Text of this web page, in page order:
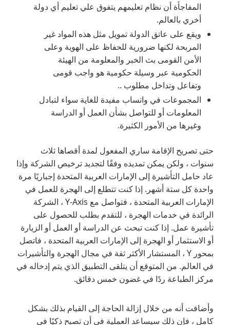
المفاجأة أن نظام تعليمهم يتفوق علي تعليم أي دولة
أخري بالعالم.
ويقع على عاتق الدولة تمويل مثل هذه المواد غير
المربحة لكنها ضرورية للحفاظ على الهوية وعلى
الأمن القومى بث الخبر والمعلومة من الهيئة
الحكومية عبر وسيلة حكومية هو واجب قومى
وتفاعل وتداخل مطلوب ..
المجموعات في واتساب مفيدة للغاية سواء لتبادل
المعلومات أو للتواصل بشأن العمل أو الدراسة
وغيرها من الأمور الكثيرة.
حتى تصريح الإقامة ساري المفعول لمدة أقصاها ثلاث
سنوات ، ولكن يمكن تمديده وفقًا لتجديد ترخيص الشركة وإذا
عاد حامل التأشيرة إلى الإمارات العربية المتحدة إجباريًا مرة
واحدة كل ستة أشهر. إذا كنت تتطلع إلى الهجرة للعمل في
الإمارات العربية المتحدة ، فتواصل مع Y-Axis ، الشركة
الرائدة في خدمات الهجرة ، للتقدم بطلب للحصول على
تأشيرة عمل. إذا كنت تبحث عن الدراسة أو العمل أو الزيارة
أو الاستثمار أو الهجرة إلى الإمارات العربية المتحدة ، فاتصل
بمحور Y ، المستشار الأكثر ثقة في مجال الهجرة والتأشيرات
في العالم. من المتوقع أن يتلقى التطبيق الذي يتم إدخاله في
مركز الطباعة ردًا في غضون خمس دقائق.
وأضافت أنه من خلال إزالة الحاجة إلى القيام بذلك بشكل
كامل ، فإن ذلك سيساعد العملية في أن تصبح ذكيًا في